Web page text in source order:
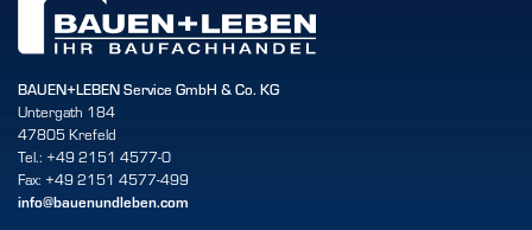
BAUEN+LEBEN Service GmbH & Co. KG
Untergath 184
47805 Krefeld
Tel.: +49 2151 4577-0
Fax: +49 2151 4577-499
info@bauenundleben.com